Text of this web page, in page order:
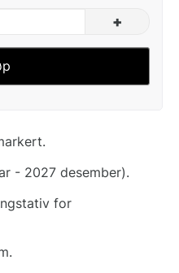
+
- 2027 desember).
for